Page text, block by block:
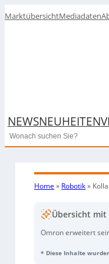
MarktübersichtMediadaten
NEWSNEUHEITEN
Search
Home » Robotik»
Übersicht mit
Omron erweitert
Nutzlast- und
* Diese Inhalte